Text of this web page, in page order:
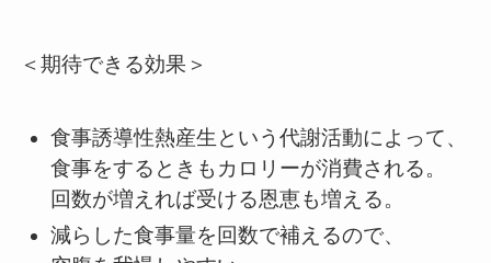
＜期待できる効果＞
食事誘導性熱産生という代謝活動によって、
食事をするときもカロリーが消費される。
回数が増えれば受ける恩恵も増える。
減らした食事量を回数で補えるので、